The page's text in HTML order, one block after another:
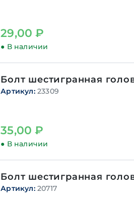
29,00₽
● В наличии
Болт шестигранная
Артикул:23309
35,00₽
● В наличии
Болт шестигранная
Артикул:20717